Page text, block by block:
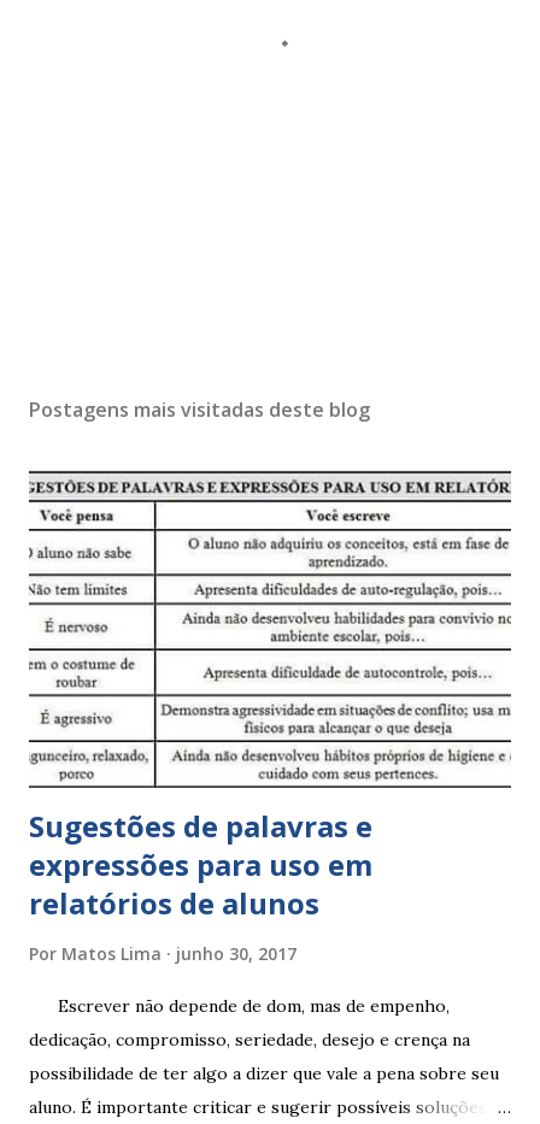
Postagens mais visitadas deste blog
Sugestões de palavras e
expressões para uso em
relatórios de alunos
Por Matos Lima junho 30, 2017
Escrever não depende de dom, mas de empenho,
dedicação, compromisso, seriedade, desejo e crença na
possibilidade de ter algo a dizer que vale a pena sobre seu
aluno. É importante criticar e sugerir possíveis soluções.